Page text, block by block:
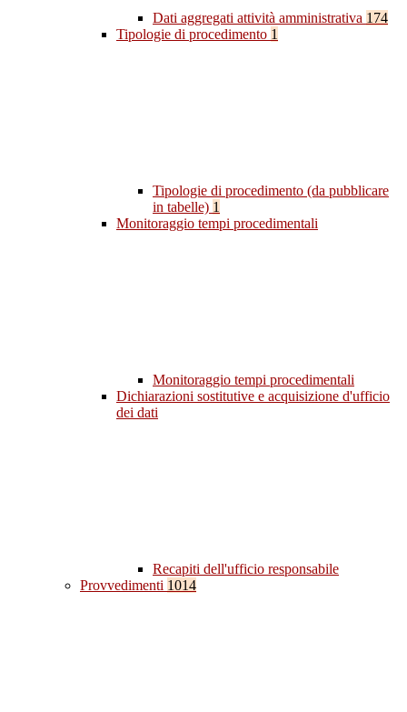
Dati aggregati attività amministrativa 174
Tipologie di procedimento 1
Tipologie di procedimento (da pubblicare
in tabelle) 1
Monitoraggio tempi procedimentali
Monitoraggio tempi procedimentali
Dichiarazioni sostitutive e acquisizione d'ufficio
dei dati
Recapiti dell'ufficio responsabile
Provvedimenti 1014